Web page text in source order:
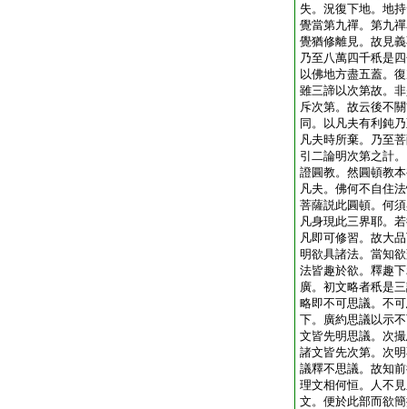
失。況復下地。地
覺當第九禪。第九
覺猶修離見。故見
乃至八萬四千秖是
以佛地方盡五蓋。
雖三諦以次第故。
斥次第。故云後不
同。以凡夫有利鈍
凡夫時所棄。乃至
引二論明次第之計
證圓教。然圓頓教
凡夫。佛何不自住
菩薩説此圓頓。何
凡身現此三界耶。
凡即可修習。故大
明欲具諸法。當知
法皆趣於欲。釋趣
廣。初文略者秖是
略即不可思議。不
下。廣約思議以示
文皆先明思議。次
諸文皆先次第。次
議釋不思議。故知
理文相何恒。人不
文。便於此部而欲